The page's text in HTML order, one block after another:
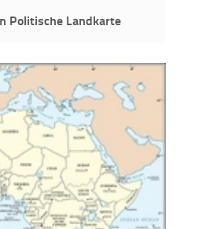
Politische Landkarte